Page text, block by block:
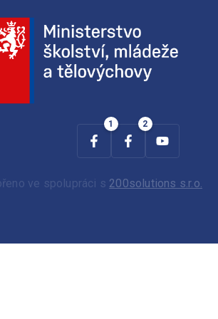
ve spolupráci s 200solutions s.r.o.